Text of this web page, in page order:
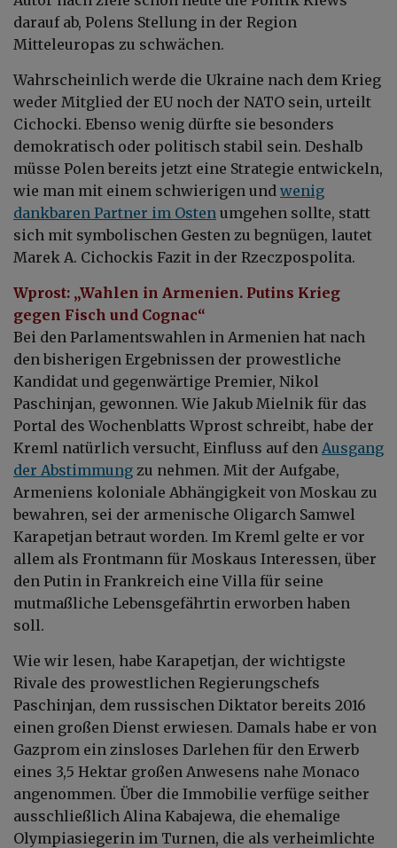
darauf ab, Polens Stellung in der Region
Mitteleuropas zu schwächen.
Wahrscheinlich werde die Ukraine nach dem Krieg
weder Mitglied der EU noch der NATO sein, urteilt
Cichocki. Ebenso wenig dürfte sie besonders
demokratisch oder politisch stabil sein. Deshalb
müsse Polen bereits jetzt eine Strategie entwickeln,
wie man mit einem schwierigen und wenig
dankbaren Partner im Osten umgehen sollte, statt
sich mit symbolischen Gesten zu begnügen, lautet
Marek A. Cichockis Fazit in der Rzeczpospolita.
Wprost: „Wahlen in Armenien. Putins Krieg
gegen Fisch und Cognac“
Bei den Parlamentswahlen in Armenien hat nach
den bisherigen Ergebnissen der prowestliche
Kandidat und gegenwärtige Premier, Nikol
Paschinjan, gewonnen. Wie Jakub Mielnik für das
Portal des Wochenblatts Wprost schreibt, habe der
Kreml natürlich versucht, Einfluss auf den Ausgang
der Abstimmung zu nehmen. Mit der Aufgabe,
Armeniens koloniale Abhängigkeit von Moskau zu
bewahren, sei der armenische Oligarch Samwel
Karapetjan betraut worden. Im Kreml gelte er vor
allem als Frontmann für Moskaus Interessen, über
den Putin in Frankreich eine Villa für seine
mutmaßliche Lebensgefährtin erworben haben
soll.
Wie wir lesen, habe Karapetjan, der wichtigste
Rivale des prowestlichen Regierungschefs
Paschinjan, dem russischen Diktator bereits 2016
einen großen Dienst erwiesen. Damals habe er von
Gazprom ein zinsloses Darlehen für den Erwerb
eines 3,5 Hektar großen Anwesens nahe Monaco
angenommen. Über die Immobilie verfüge seither
ausschließlich Alina Kabajewa, die ehemalige
Olympiasiegerin im Turnen, die als verheimlichte